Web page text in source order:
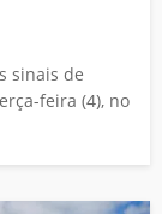
sinais de
feira (4), no